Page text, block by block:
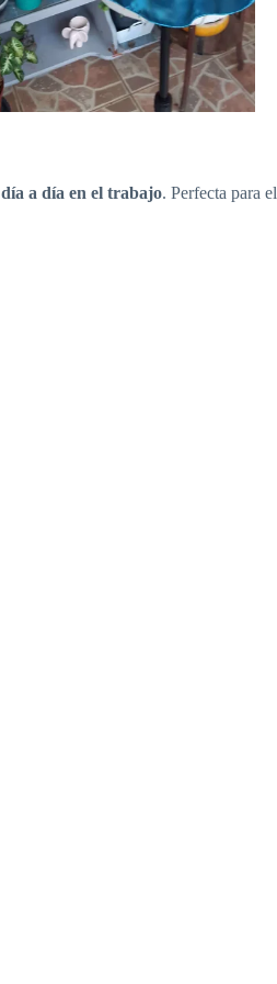
día a día en el trabajo. Perfecta para el